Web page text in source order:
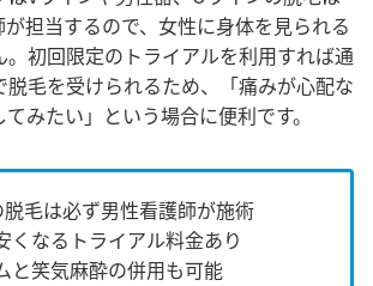
担当するので、女性に身体を見られる
初回限定のトライアルを利用すれば通
脱毛を受けられるため、「痛みが心配な
みたい」という場合に便利です。
脱毛は必ず男性看護師が施術
くなるトライアル料金あり
と笑気麻酔の併用も可能